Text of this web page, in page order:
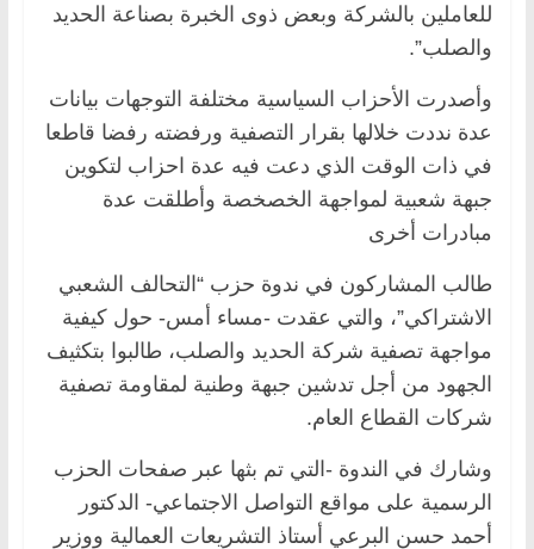
للعاملين بالشركة وبعض ذوى الخبرة بصناعة الحديد
والصلب”.
وأصدرت الأحزاب السياسية مختلفة التوجهات بيانات
عدة نددت خلالها بقرار التصفية ورفضته رفضا قاطعا
في ذات الوقت الذي دعت فيه عدة احزاب لتكوين
جبهة شعبية لمواجهة الخصخصة وأطلقت عدة
مبادرات أخرى
طالب المشاركون في ندوة حزب “التحالف الشعبي
الاشتراكي”، والتي عقدت -مساء أمس- حول كيفية
مواجهة تصفية شركة الحديد والصلب، طالبوا بتكثيف
الجهود من أجل تدشين جبهة وطنية لمقاومة تصفية
شركات القطاع العام.
وشارك في الندوة -التي تم بثها عبر صفحات الحزب
الرسمية على مواقع التواصل الاجتماعي- الدكتور
أحمد حسن البرعي أستاذ التشريعات العمالية ووزير